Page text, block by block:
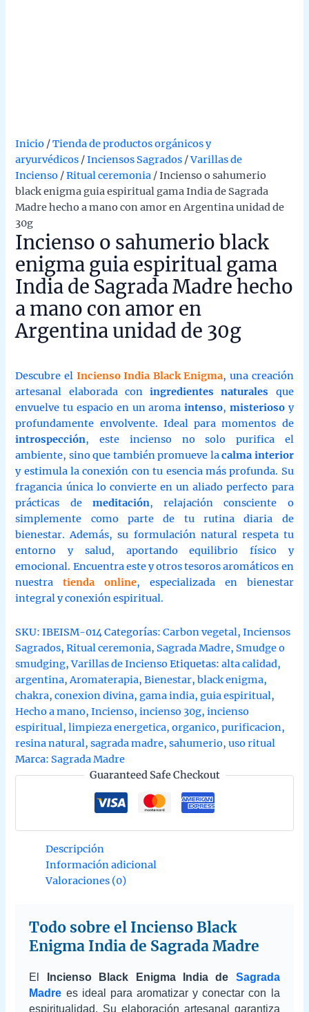
Inicio /Tienda de productos orgánicos y
aryurvédicos /Inciensos Sagrados /Varillas de
Incienso /Ritual ceremonia / Incienso o sahumerio
black enigma guia espiritual gama India de Sagrada
Madre hecho a mano con amor en Argentina unidad de
30g
Incienso o sahumerio black
enigma guia espiritual gama
India de Sagrada Madre hecho
a mano con amor en
Argentina unidad de 30g
Descubre el Incienso India Black Enigma, una creación
artesanal elaborada coningredientes naturales que
envuelve tu espacio en un aromaintenso, misteriosoy
profundamente envolvente. Ideal para momentos de
introspección, este incienso no solo purifica el
ambiente, sino que también promueve lacalma interior
y estimula la conexión con tu esencia más profunda. Su
fragancia única lo convierte en un aliado perfecto para
prácticas de meditación, relajación consciente o
simplemente como parte de tu rutina diaria de
bienestar. Además, su formulación natural respeta tu
entorno y salud, aportando equilibrio físico y
emocional. Encuentra este y otros tesoros aromáticos en
nuestratienda online, especializada en bienestar
integral y conexión espiritual.
SKU:IBEISM-014Categorías:Carbon vegetal,Inciensos
Sagrados,Ritual ceremonia, Sagrada Madre, Smudge o
smudging,Varillas de InciensoEtiquetas:alta calidad,
argentina,Aromaterapia,Bienestar,black enigma,
chakra,conexion divina, gama india, guia espiritual,
Hecho a mano,Incienso,incienso 30g,incienso
espiritual,limpieza energetica,organico,purificacion,
resina natural,sagrada madre,sahumerio,uso ritual
Marca: Sagrada Madre
Guaranteed Safe Checkout
Descripción
Información adicional
Valoraciones (0)
Todo sobre el Incienso Black
Enigma India de Sagrada Madre
El Incienso Black Enigma India de Sagrada
Madre es ideal para aromatizar y conectar con la
espiritualidad. Su elaboración artesanal garantiza